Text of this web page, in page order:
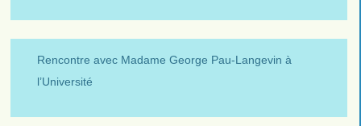
Rencontre avec Madame George Pau-Langevin à
l’Université